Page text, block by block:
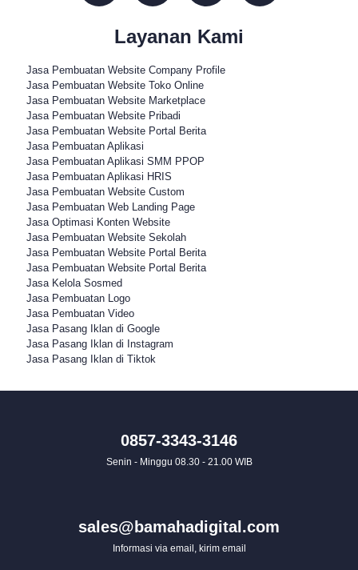
Layanan Kami
Jasa Pembuatan Website Company Profile
Jasa Pembuatan Website Toko Online
Jasa Pembuatan Website Marketplace
Jasa Pembuatan Website Pribadi
Jasa Pembuatan Website Portal Berita
Jasa Pembuatan Aplikasi
Jasa Pembuatan Aplikasi SMM PPOP
Jasa Pembuatan Aplikasi HRIS
Jasa Pembuatan Website Custom
Jasa Pembuatan Web Landing Page
Jasa Optimasi Konten Website
Jasa Pembuatan Website Sekolah
Jasa Pembuatan Website Portal Berita
Jasa Pembuatan Website Portal Berita
Jasa Kelola Sosmed
Jasa Pembuatan Logo
Jasa Pembuatan Video
Jasa Pasang Iklan di Google
Jasa Pasang Iklan di Instagram
Jasa Pasang Iklan di Tiktok
0857-3343-3146
Senin - Minggu 08.30 - 21.00 WIB
sales@bamahadigital.com
Informasi via email, kirim email